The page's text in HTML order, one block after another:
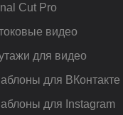
Cut Pro
видео
для видео
для ВКонтакте
для Instagram